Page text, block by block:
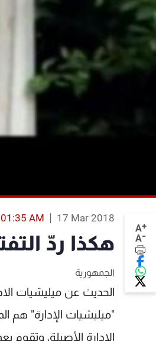
A+
A-
17 Mar 2018
01:35 AM
هكذا ردّ
الجمهورية
الحديث عن ميليشيات
"ميليشيات الإدارة" هم
الإدارة الأصيلة،